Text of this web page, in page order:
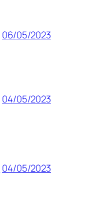
06/05/2023
04/05/2023
04/05/2023